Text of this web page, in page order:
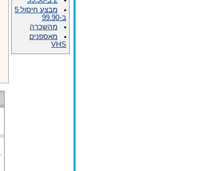
מבצע חיסול 5
ב-99.90
מהשכרה
מאספנים
VHS